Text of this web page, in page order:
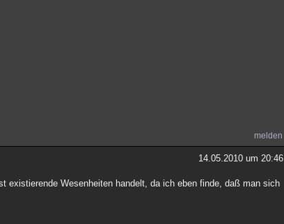
melden
14.05.2010 um 20:46
existierende Wesenheiten handelt, da ich eben finde, daß man sich